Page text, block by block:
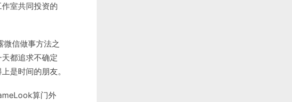
室共同投资的
微信做事方法之
都追求不确定
是时间的朋友。
算门外